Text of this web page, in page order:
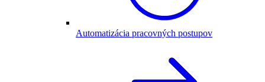
Automatizácia pracovných postupov